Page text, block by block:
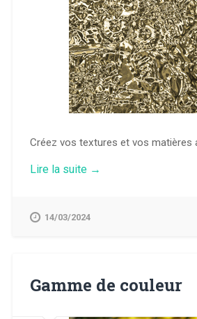
Créez vos textures et vos matières
Lire la suite « Texture
→
14/03/2024
Gamme de couleur